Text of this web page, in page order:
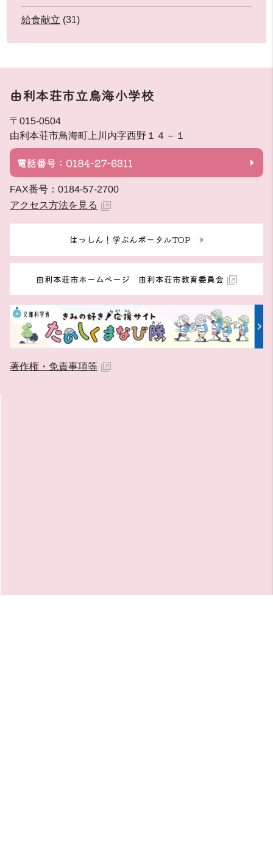
給食献立 (31)
由利本荘市立鳥海小学校
〒015-0504
由利本荘市鳥海町上川内字西野１４－１
電話番号：0184-27-6311
FAX番号：0184-57-2700
アクセス方法を見る
はっしん！学ぶんポータルTOP
由利本荘市ホームページ 由利本荘市教育委員会
著作権・免責事項等